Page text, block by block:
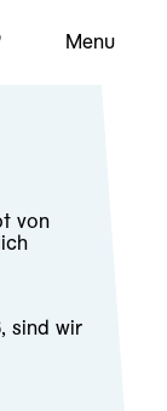
Menu
von
sind wir